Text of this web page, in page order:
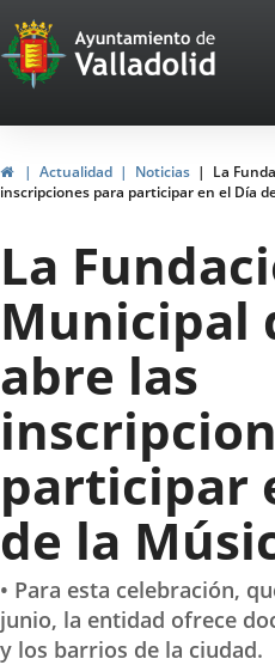
Portal
Web
del
de
Valladolid
InicioActualidad Noticias
La
inscripciones para participar en el Día
La
Municipal
abre las
participar
de la
• Para esta celebración,
junio, la entidad ofrece
y los barrios de la ciudad.